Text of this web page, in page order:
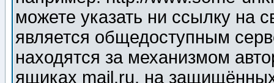
можете указать ни ссылку на
является общедоступным
находятся за механизмом
ящиках mail.ru, на